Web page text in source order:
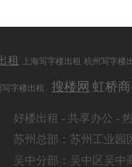
租 上海写字楼出租 杭州写字楼
字楼出租 搜楼网 虹桥
好楼出租 - 共享办公 -
苏州总部：苏州工业园
吴中分部：吴中区吴中